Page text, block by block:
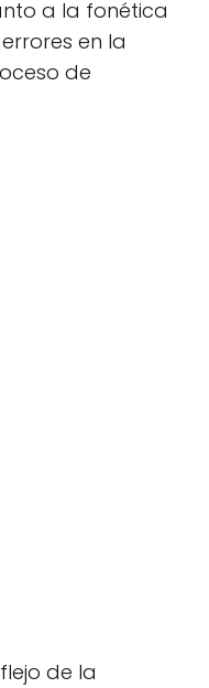
a la fonética
en la
de
de la